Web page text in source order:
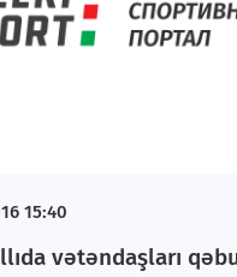
15:40
vətəndaşları